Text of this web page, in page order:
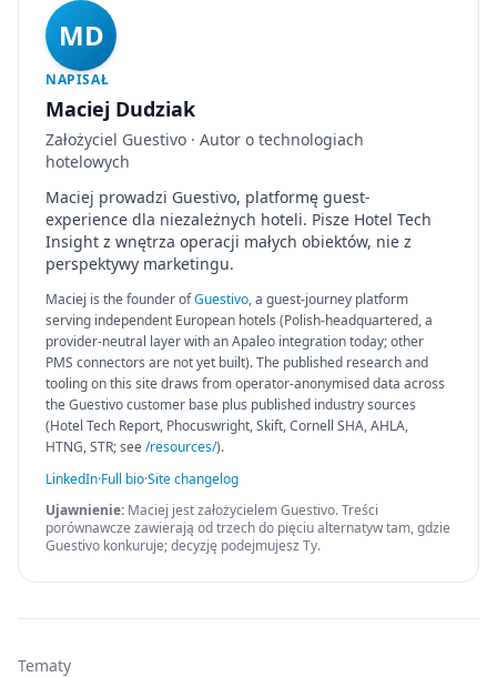
MD
NAPISAŁ
Maciej Dudziak
Założyciel Guestivo · Autor o technologiach
hotelowych
Maciej prowadzi Guestivo, platformę guest-
experience dla niezależnych hoteli. Pisze Hotel Tech
Insight z wnętrza operacji małych obiektów, nie z
perspektywy marketingu.
Maciej is the founder ofGuestivo, a guest-journey platform
serving independent European hotels (Polish-headquartered, a
provider-neutral layer with an Apaleo integration today; other
PMS connectors are not yet built). The published research and
tooling on this site draws from operator-anonymised data across
the Guestivo customer base plus published industry sources
(Hotel Tech Report, Phocuswright, Skift, Cornell SHA, AHLA,
HTNG, STR; see/resources/).
LinkedIn·Full bio·Site changelog
Ujawnienie: Maciej jest założycielem Guestivo. Treści
porównawcze zawierają od trzech do pięciu alternatyw tam, gdzie
Guestivo konkuruje; decyzję podejmujesz Ty.
Tematy